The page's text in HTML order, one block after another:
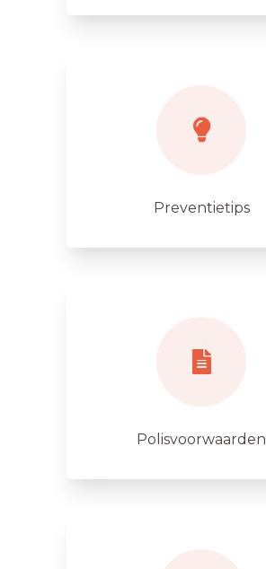
Preventietips
Polisvoorwaarden